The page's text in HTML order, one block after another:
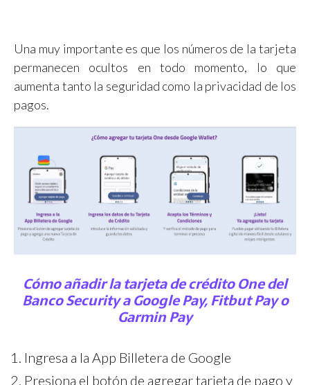
Una muy importante es que los números de la tarjeta
permanecen ocultos en todo momento, lo que
aumenta tanto la seguridad como la privacidad de los
pagos.
Cómo añadir la tarjeta de crédito One del
Banco Security a Google Pay, Fitbut Pay o
Garmin Pay
Ingresa a la App Billetera de Google
Presiona el botón de agregar tarjeta de pago y